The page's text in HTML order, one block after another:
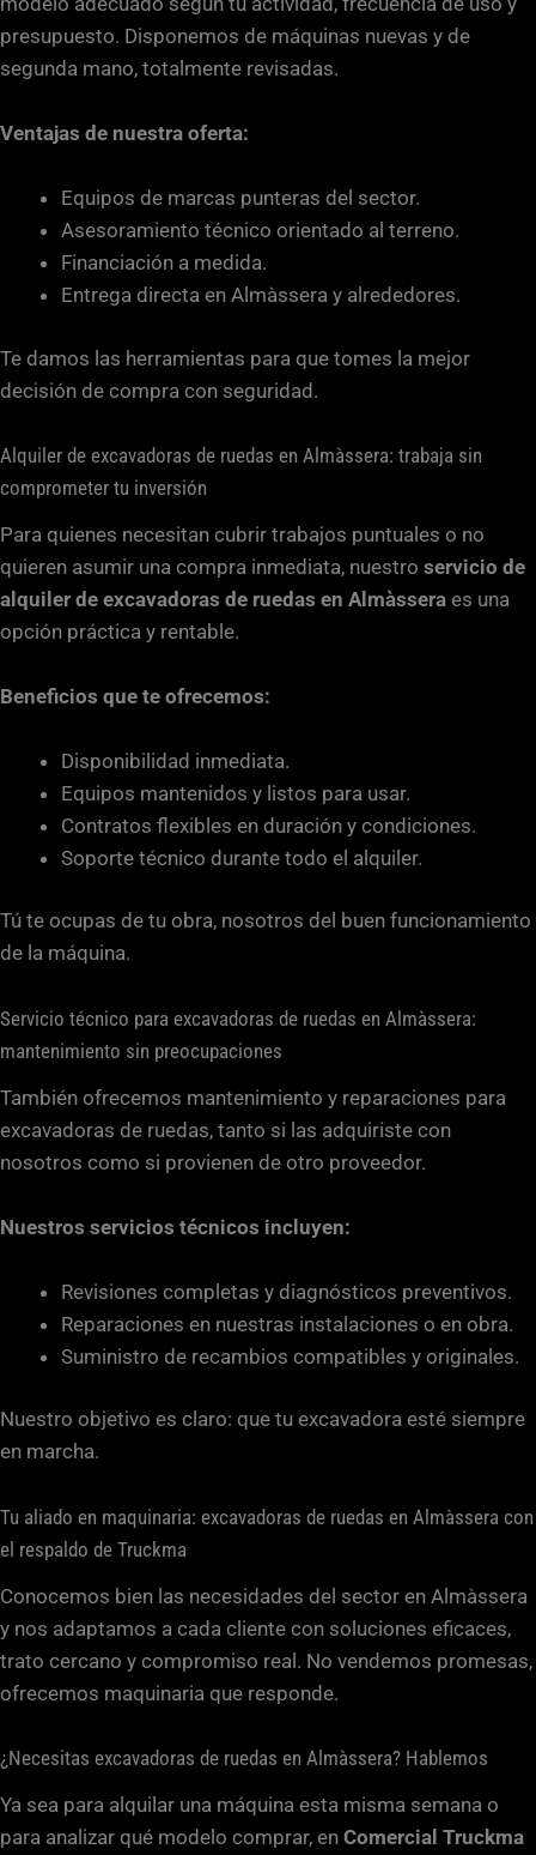
presupuesto. Disponemos de máquinas nuevas y de
segunda mano, totalmente revisadas.
Ventajas de nuestra oferta:
Equipos de marcas punteras del sector.
Asesoramiento técnico orientado al terreno.
Financiación a medida.
Entrega directa en Almàssera y alrededores.
Te damos las herramientas para que tomes la mejor
decisión de compra con seguridad.
Alquiler de excavadoras de ruedas en Almàssera: trabaja sin
comprometer tu inversión
Para quienes necesitan cubrir trabajos puntuales o no
quieren asumir una compra inmediata, nuestro servicio de
alquiler de excavadoras de ruedas en Almàssera es una
opción práctica y rentable.
Beneficios que te ofrecemos:
Disponibilidad inmediata.
Equipos mantenidos y listos para usar.
Contratos flexibles en duración y condiciones.
Soporte técnico durante todo el alquiler.
Tú te ocupas de tu obra, nosotros del buen funcionamiento
de la máquina.
Servicio técnico para excavadoras de ruedas en Almàssera:
mantenimiento sin preocupaciones
También ofrecemos mantenimiento y reparaciones para
excavadoras de ruedas, tanto si las adquiriste con
nosotros como si provienen de otro proveedor.
Nuestros servicios técnicos incluyen:
Revisiones completas y diagnósticos preventivos.
Reparaciones en nuestras instalaciones o en obra.
Suministro de recambios compatibles y originales.
Nuestro objetivo es claro: que tu excavadora esté siempre
en marcha.
Tu aliado en maquinaria: excavadoras de ruedas en Almàssera con
el respaldo de Truckma
Conocemos bien las necesidades del sector en Almàssera
y nos adaptamos a cada cliente con soluciones eficaces,
trato cercano y compromiso real. No vendemos promesas,
ofrecemos maquinaria que responde.
¿Necesitas excavadoras de ruedas en Almàssera? Hablemos
Ya sea para alquilar una máquina esta misma semana o
para analizar qué modelo comprar, en Comercial Truckma